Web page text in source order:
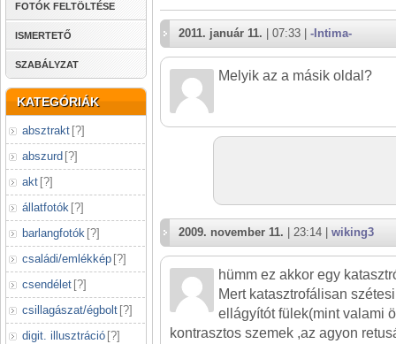
FOTÓK FELTÖLTÉSE
ISMERTETŐ
SZABÁLYZAT
KATEGÓRIÁK
absztrakt [?]
abszurd [?]
akt [?]
állatfotók [?]
barlangfotók [?]
családi/emlékkép [?]
csendélet [?]
csillagászat/égbolt [?]
digit. illusztráció [?]
2011. január 11. | 07:33 | -Intima-
Melyik az a másik oldal?
2009. november 11. | 23:14 | wiking3
hümm ez akkor egy
Mert katasztrofálisan
ellágyítót fülek(mint valami
kontrasztos szemek ,az agyon